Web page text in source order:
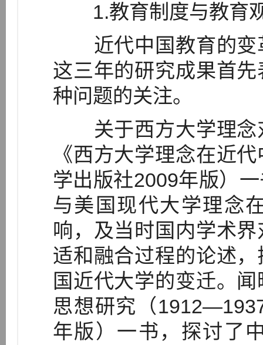
1.教育制度与教育
近代中国教育的变
这三年的研究成果首
种问题的关注。
关于西方大学理念
《西方大学理念在近
学出版社2009年版）
与美国现代大学理念
响，及当时国内学术
适和融合过程的论述
国近代大学的变迁。
思想研究（
年版）一书，探讨了